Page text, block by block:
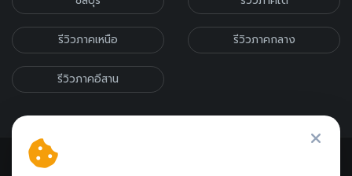
รีวิวภาคเหนือ รีวิวภาคกลาง
รีวิวภาคอีสาน